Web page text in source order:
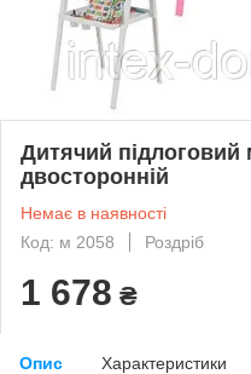
Дитячий підлоговий
двосторонній
Немає в наявності
Код: м 2058
Роздріб
1 678 ₴
Опис Характеристики